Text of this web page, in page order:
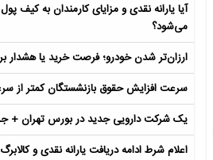
آیا یارانه نقدی و مزایای کارمندان به کیف پول
می‌شود؟
ارزان‌تر شدن خودرو؛ فرصت خرید یا هشدار
سرعت افزایش حقوق بازنشستگان کمتر از
یک شرکت دارویی جدید در بورس تهران +
اعلام شرط ادامه دریافت یارانه نقدی و